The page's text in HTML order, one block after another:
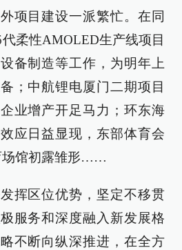
项目建设一派繁忙。在同
柔性AMOLED生产线项目
备制造等工作，为明年上
；中航锂电厦门二期项目
业增产开足马力；环东海
应日益显现，东部体育会
场馆初露雏形……
挥区位优势，坚定不移贯
服务和深度融入新发展格
不断向纵深推进，在全方